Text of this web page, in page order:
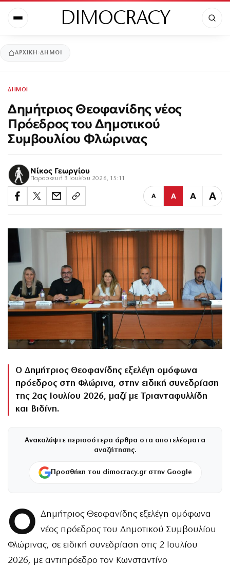
DIMOCRACY
ΑΡΧΙΚΉ ΔΗΜΟΙ
ΔΗΜΟΙ
Δημήτριος Θεοφανίδης νέος
Πρόεδρος του Δημοτικού
Συμβουλίου Φλώρινας
Νίκος Γεωργίου
Παρασκευή 3 Ιουλίου 2026, 15:11
Α Α Α Α
Ο Δημήτριος Θεοφανίδης εξελέγη ομόφωνα
πρόεδρος στη Φλώρινα, στην ειδική συνεδρίαση
της 2ας Ιουλίου 2026, μαζί με Τριανταφυλλίδη
και Βιδίνη.
Ανακαλύψτε περισσότερα άρθρα στα αποτελέσματα
αναζήτησης.
Προσθήκη του dimocracy.gr στην Google
Ο Δημήτριος Θεοφανίδης εξελέγη ομόφωνα
νέος πρόεδρος του Δημοτικού Συμβουλίου
Φλώρινας, σε ειδική συνεδρίαση στις 2 Ιουλίου
2026, με αντιπρόεδρο τον Κωνσταντίνο